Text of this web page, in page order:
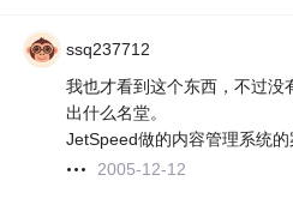
ssq237712
我也才看到这个东西，不过没
出什么名堂。
JetSpeed做的内容管理系统的
2005-12-12